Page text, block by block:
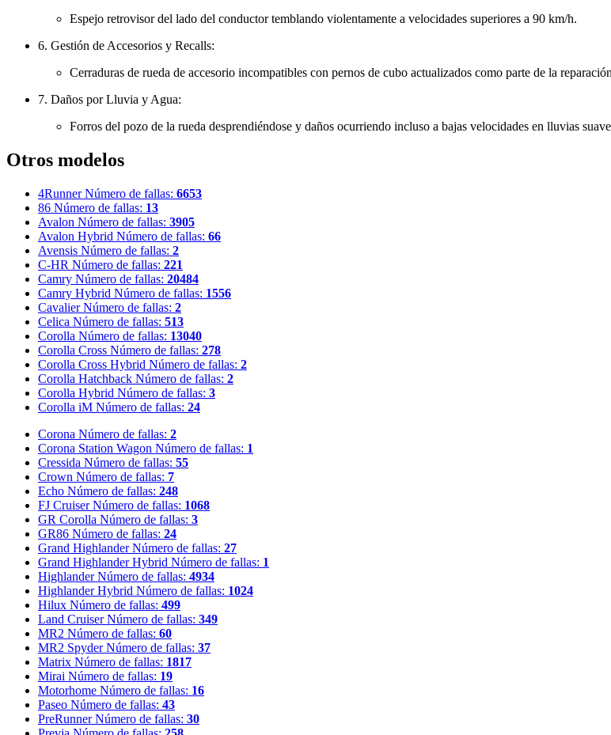
Espejo retrovisor del lado del conductor temblando violentamente a velocidades superiores a 90 km/h.
6. Gestión de Accesorios y Recalls:
Cerraduras de rueda de accesorio incompatibles con pernos de cubo actualizados como parte de la
7. Daños por Lluvia y Agua:
Forros del pozo de la rueda desprendiéndose y daños ocurriendo incluso a bajas velocidades en lluvias
Otros modelos
4Runner Número de fallas: 6653
86 Número de fallas: 13
Avalon Número de fallas: 3905
Avalon Hybrid Número de fallas: 66
Avensis Número de fallas: 2
C-HR Número de fallas: 221
Camry Número de fallas: 20484
Camry Hybrid Número de fallas: 1556
Cavalier Número de fallas: 2
Celica Número de fallas: 513
Corolla Número de fallas: 13040
Corolla Cross Número de fallas: 278
Corolla Cross Hybrid Número de fallas: 2
Corolla Hatchback Número de fallas: 2
Corolla Hybrid Número de fallas: 3
Corolla iM Número de fallas: 24
Corona Número de fallas: 2
Corona Station Wagon Número de fallas: 1
Cressida Número de fallas: 55
Crown Número de fallas: 7
Echo Número de fallas: 248
FJ Cruiser Número de fallas: 1068
GR Corolla Número de fallas: 3
GR86 Número de fallas: 24
Grand Highlander Número de fallas: 27
Grand Highlander Hybrid Número de fallas: 1
Highlander Número de fallas: 4934
Highlander Hybrid Número de fallas: 1024
Hilux Número de fallas: 499
Land Cruiser Número de fallas: 349
MR2 Número de fallas: 60
MR2 Spyder Número de fallas: 37
Matrix Número de fallas: 1817
Mirai Número de fallas: 19
Motorhome Número de fallas: 16
Paseo Número de fallas: 43
PreRunner Número de fallas: 30